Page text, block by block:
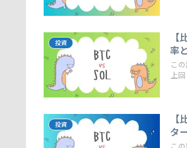
投資
率
こ
上
投資
タ